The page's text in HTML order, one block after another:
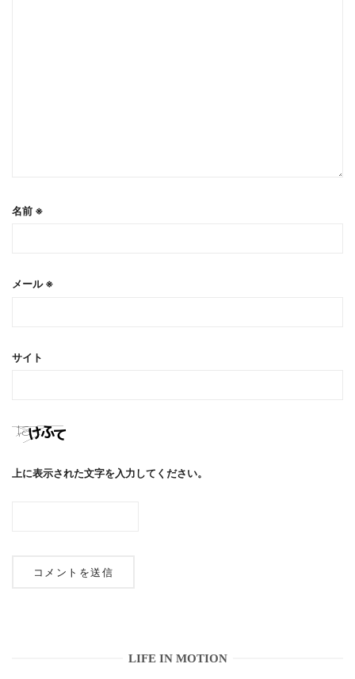
名前 ※
メール※
サイト
上に表示された文字を入力してください。
LIFE IN MOTION